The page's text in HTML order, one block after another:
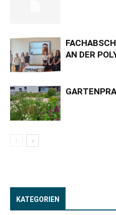
AN DER
KATEGORIEN